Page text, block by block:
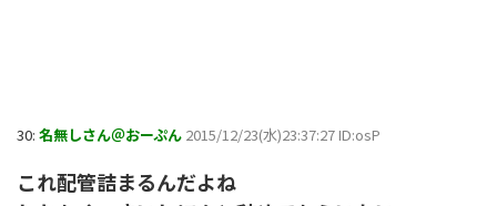
30: 名無しさん＠おーぷん 2015/12/23(水)23:37:27 ID:osP
これ配管詰まるんだよね